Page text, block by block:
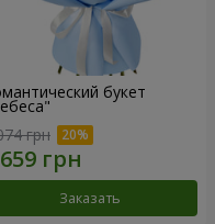
букет
грн
Заказать